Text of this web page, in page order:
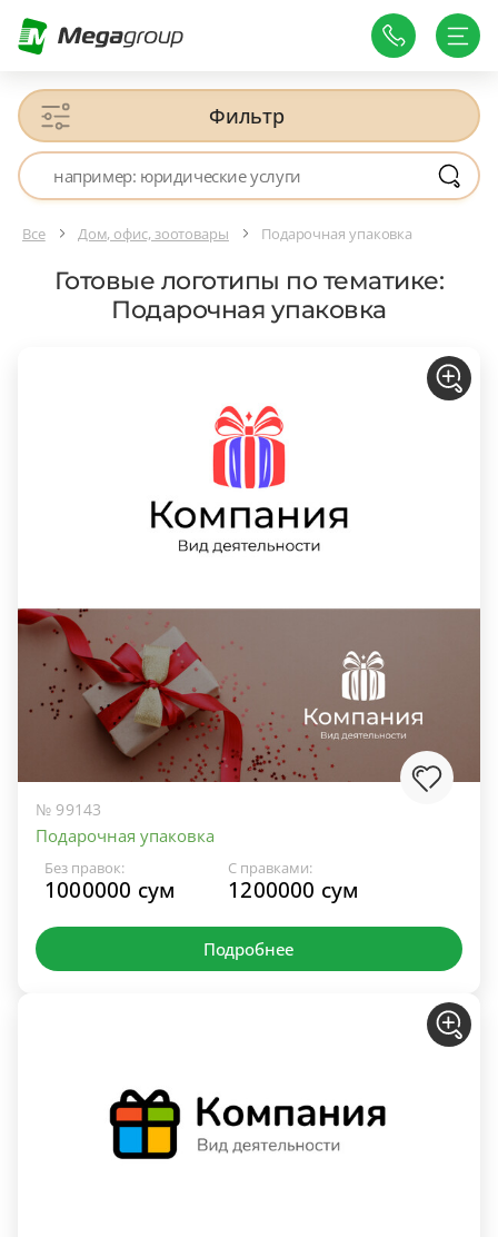
Фильтр
Все Дом, офис, зоотовары Подарочная упаковка
Готовые логотипы по тематике:
Подарочная упаковка
№ 99143
Подарочная упаковка
Без правок:
1000000 сум
С правками:
1200000 сум
Подробнее